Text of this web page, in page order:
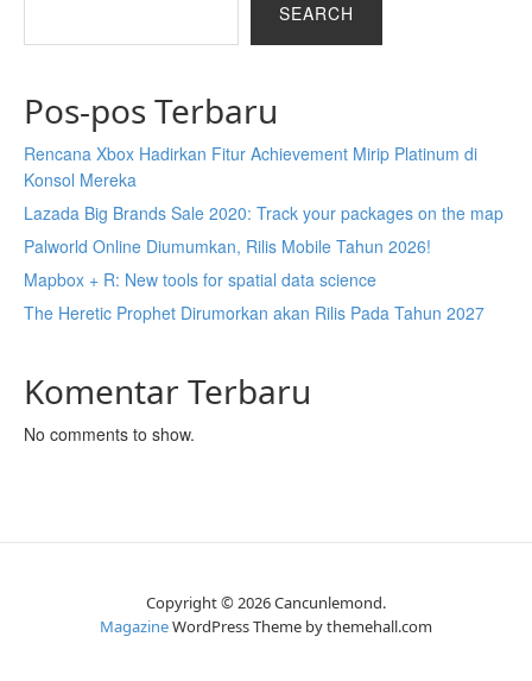
SEARCH
Pos-pos Terbaru
Rencana Xbox Hadirkan Fitur Achievement Mirip Platinum di
Konsol Mereka
Lazada Big Brands Sale 2020: Track your packages on the map
Palworld Online Diumumkan, Rilis Mobile Tahun 2026!
Mapbox + R: New tools for spatial data science
The Heretic Prophet Dirumorkan akan Rilis Pada Tahun 2027
Komentar Terbaru
No comments to show.
Copyright © 2026 Cancunlemond.
MagazineWordPress Theme by themehall.com